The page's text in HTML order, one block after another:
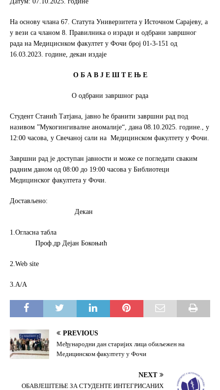
o
k
r
На основу члана 67. Статута Универзитета у Источном Сарајеву, а
у вези са чланом 8. Правилника о изради и одбрани завршног
рада на Медициснком факултет у Фочи број 01-3-151 од
16.03.2023. године, декан издаје
О Б А В Ј Е Ш Т Е Њ Е
О одбрани завршног рада
Студент Станић Татјана, јавно ће бранити завршни рад под
називом ”Мукогингивалне аномалије“, дана 08.10.2025. године., у
12:00 часова, у Свечаној сали на Медицинском факултету у Фочи.
Завршни рад је доступан јавности и може се погледати сваким
радним даном од 08:00 до 19:00 часова у Библиотеци
Медицинског факултета у Фочи.
Достављено:
Декан
1.Огласна табла
Проф.др Дејан Бокоњић
2.Web site
3.А/А
PREVIOUS
Међународни дан старијих лица обиљежен на
Медицинском факултету у Фочи
NEXT
ОБАВЈЕШТЕЊЕ ЗА СТУДЕНТЕ ИНТЕГРИСАНИХ